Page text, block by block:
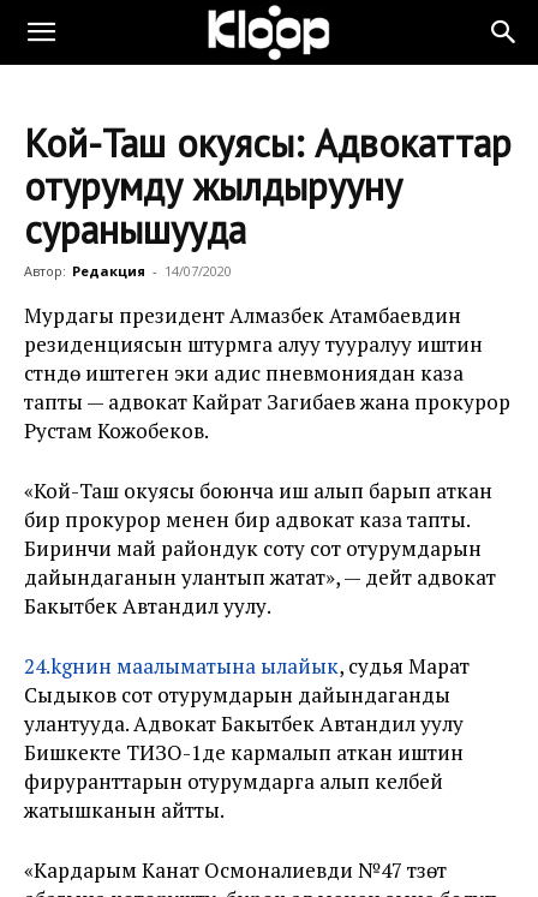
Кой-Таш окуясы: Адвокаттар
отурумду жылдырууну
суранышууда
Автор: Редакция - 14/07/2020
Мурдагы президент Алмазбек Атамбаевдин
резиденциясын штурмга алуу тууралуу иштин
үстүндө иштеген эки адис пневмониядан каза
тапты — адвокат Кайрат Загибаев жана прокурор
Рустам Кожобеков.
«Кой-Таш окуясы боюнча иш алып барып аткан
бир прокурор менен бир адвокат каза тапты.
Биринчи май райондук соту сот отурумдарын
дайындаганын улантып жатат», — дейт адвокат
Бакытбек Автандил уулу.
24.kgнин маалыматына ылайык, судья Марат
Сыдыков сот отурумдарын дайындаганды
улантууда. Адвокат Бакытбек Автандил уулу
Бишкекте ТИЗО-1де кармалып аткан иштин
фируранттарын отурумдарга алып келбей
жатышканын айтты.
«Кардарым Канат Осмоналиевди №47 түзөтүү